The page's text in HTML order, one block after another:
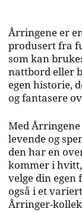
Årringene er
produsert fra
som kan
nattbord eller
egen historie,
og fantasere
Med
levende og
den har en
kommer i
velge din egen
også i et
Årringer-